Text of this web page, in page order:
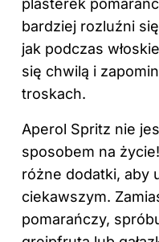
plasterek
bardziej rozluźni
jak podczas
się chwilą i
troskach.
Aperol Spritz nie
sposobem na
różne dodatki, aby
ciekawszym.
pomarańczy,